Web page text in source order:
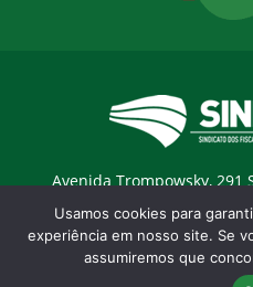
Avenida Trompowsky, 291
Trompowsky Corporate -
88015-300 |E-mail:
Desenvolvido pela
Usamos cookies para
experiência em nosso site. Se
assumiremos que